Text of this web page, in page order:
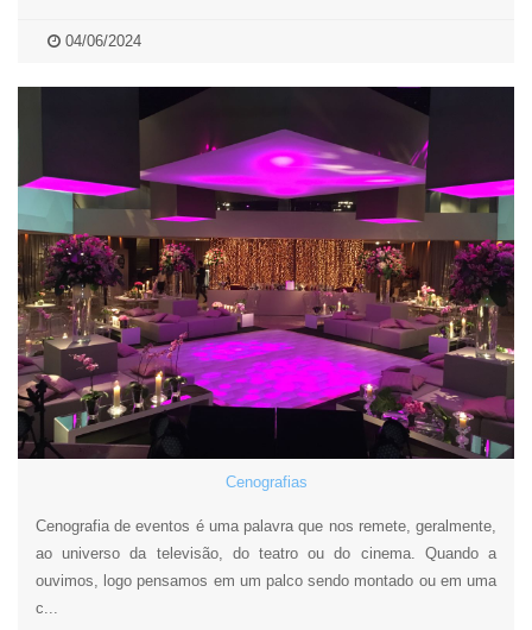
04/06/2024
Cenografias
Cenografia de eventos é uma palavra que nos remete, geralmente,
ao universo da televisão, do teatro ou do cinema. Quando a
ouvimos, logo pensamos em um palco sendo montado ou em uma
c...